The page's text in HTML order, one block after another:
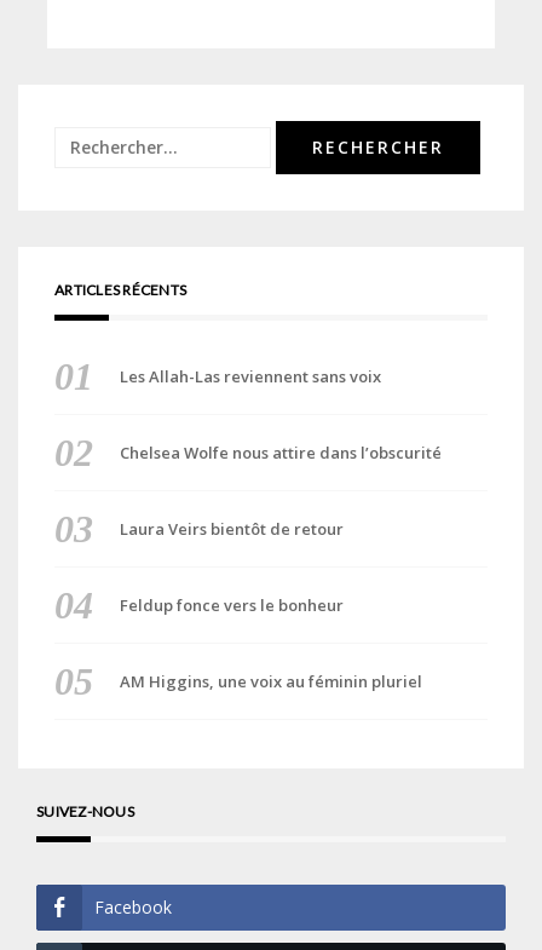
Rechercher :
ARTICLES RÉCENTS
Les Allah-Las reviennent sans voix
Chelsea Wolfe nous attire dans l’obscurité
Laura Veirs bientôt de retour
Feldup fonce vers le bonheur
AM Higgins, une voix au féminin pluriel
SUIVEZ-NOUS
Facebook